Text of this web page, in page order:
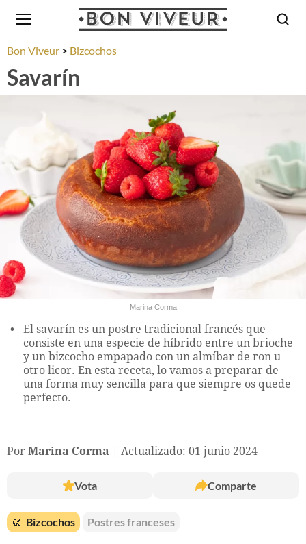
Bon Viveur Bizcochos
Savarín
Marina Corma
El savarín es un postre tradicional francés que
consiste en una especie de híbrido entre un brioche
y un bizcocho empapado con un almíbar de ron u
otro licor. En esta receta, lo vamos a preparar de
una forma muy sencilla para que siempre os quede
perfecto.
Por Marina Corma Actualizado: 01 junio 2024
Vota Comparte
🥮 Bizcochos Postres franceses